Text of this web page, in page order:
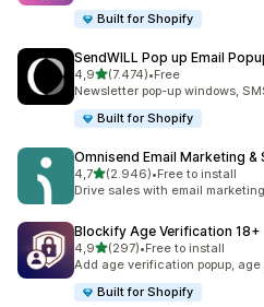
Built for Shopify
SendWILL Pop up Email
4,95 yıldız üzerinden
(7.474)
toplam 7474 değerlendirme
•Free
Newsletter pop-up windows,
Built for Shopify
Omnisend Email Marketing &
4,75 yıldız üzerinden
(2.946)
toplam 2946 değerlendirme
•Free to install
Drive sales with email
Blockify Age Verification 18+
4,95 yıldız üzerinden
(297)
toplam 297 değerlendirme
•Free to install
Add age verification popup,
Built for Shopify